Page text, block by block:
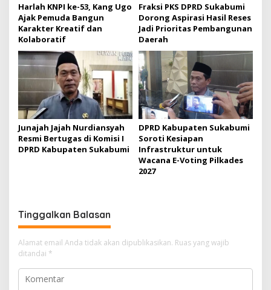
Harlah KNPI ke-53, Kang Ugo
Ajak Pemuda Bangun
Karakter Kreatif dan
Kolaboratif
Fraksi PKS DPRD Sukabumi
Dorong Aspirasi Hasil Reses
Jadi Prioritas Pembangunan
Daerah
Junajah Jajah Nurdiansyah
Resmi Bertugas di Komisi I
DPRD Kabupaten Sukabumi
DPRD Kabupaten Sukabumi
Soroti Kesiapan
Infrastruktur untuk
Wacana E-Voting Pilkades
2027
Tinggalkan Balasan
Alamat email Anda tidak akan dipublikasikan. Ruas yang wajib
ditandai *